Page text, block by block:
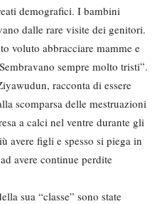
demografici. I bambini
dalle rare visite dei genitori.
voluto abbracciare mamme e
sempre molto tristi”.
racconta di essere
scomparsa delle mestruazioni
a calci nel ventre durante gli
avere figli e spesso si piega in
avere continue perdite
sua “classe” sono state